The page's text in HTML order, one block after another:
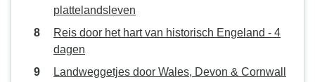
plattelandsleven
Reis door het hart van historisch Engeland - 4
dagen
Landweggetjes door Wales, Devon & Cornwall